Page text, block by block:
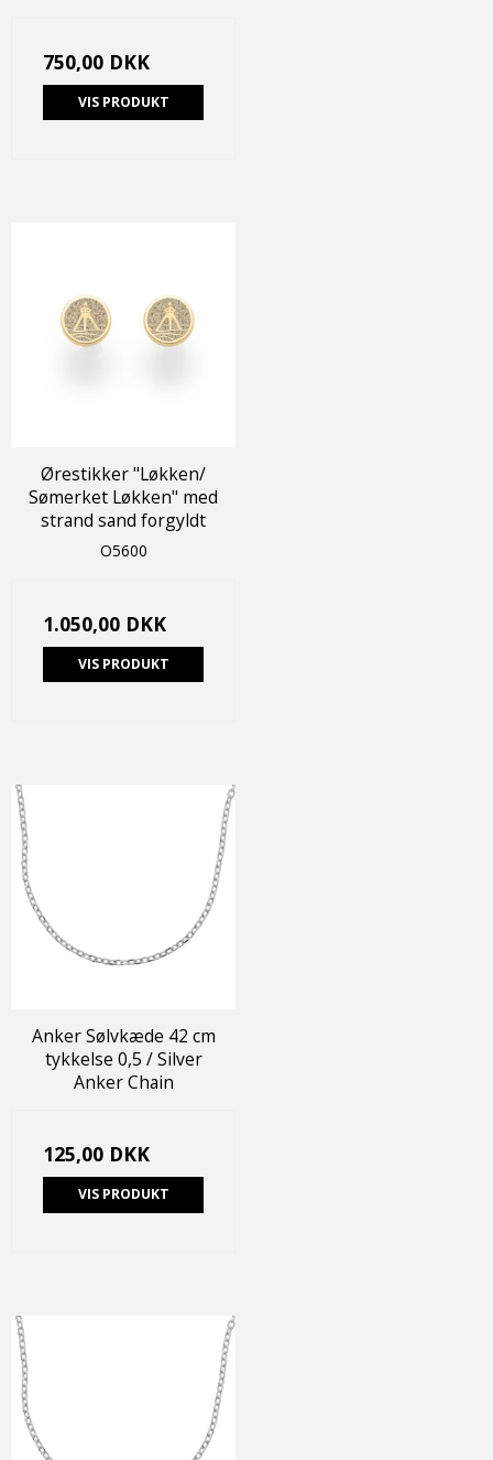
750,00 DKK
VIS PRODUKT
Ørestikker "Løkken/
Sømerket Løkken" med
strand sand forgyldt
O5600
1.050,00 DKK
VIS PRODUKT
Anker Sølvkæde 42 cm
tykkelse 0,5 / Silver
Anker Chain
125,00 DKK
VIS PRODUKT